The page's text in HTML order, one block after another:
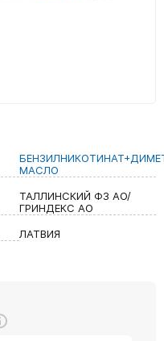
МАСЛО
ТАЛЛИНСКИЙ ФЗ АО/
ГРИНДЕКС АО
ЛАТВИЯ